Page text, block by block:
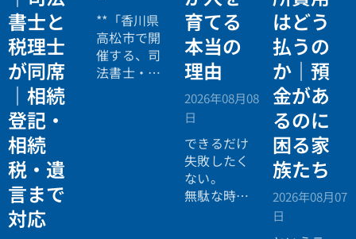
書士と
税理士
が同席
｜相続
登記・
相続
税・遺
言まで
対応
**「香川県
高松市で開
催する、司
法書士・税
育てる
本当の
理由
2026年08月08
日
できるだけ
失敗したく
ない。
無駄な時間
はどう
払うの
か｜預
金があ
るのに
困る家
族たち
2026年08月07
日